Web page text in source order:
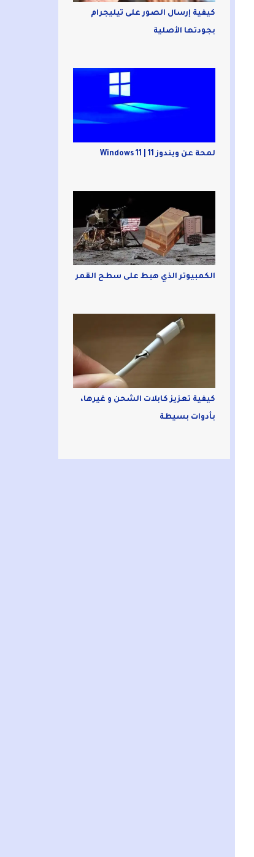
كيفية إرسال الصور على تيليجرام
بجودتها الأصلية
لمحة عن ويندوز 11 | Windows 11
الكمبيوتر الذي هبط على سطح القمر
كيفية تعزيز كابلات الشحن و غيرها،
بأدوات بسيطة